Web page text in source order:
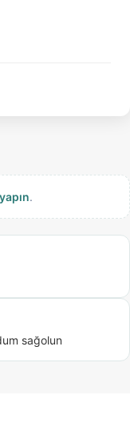
.
sağolun